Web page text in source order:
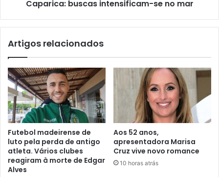
Caparica: buscas intensificam-se no mar
Artigos relacionados
Futebol madeirense de
luto pela perda de antigo
atleta. Vários clubes
reagiram à morte de Edgar
Alves
Aos 52 anos,
apresentadora Marisa
Cruz vive novo romance
10 horas atrás